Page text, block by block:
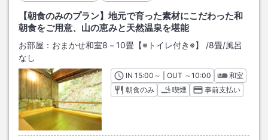
【朝食のみのプラン】地元で育った素材にこだわった和
朝食をご用意、山の恵みと天然温泉を堪能
お部屋： おまかせ和室8－10畳【※トイレ付き※】 /8畳/風呂
なし
INチェックイン
15:00 ～ | OUT チェックアウト
～10:00
和室
朝食のみ
喫煙 事前支払い